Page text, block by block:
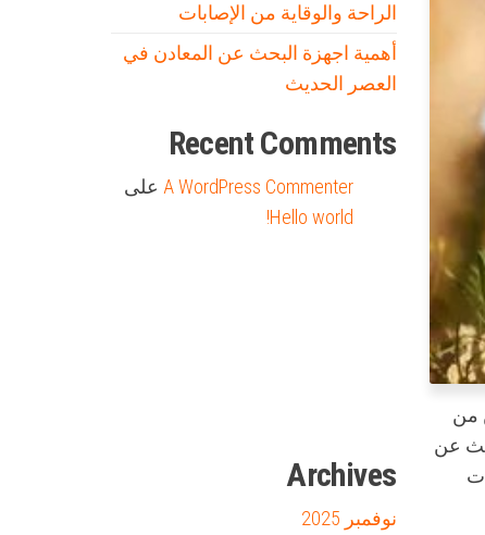
من
عن
الراحة والوقاية من الإصابات
أهمية اجهزة البحث عن المعادن في
العصر الحديث
Recent Comments
A WordPress Commenter على
Hello world!
Archives
نوفمبر 2025